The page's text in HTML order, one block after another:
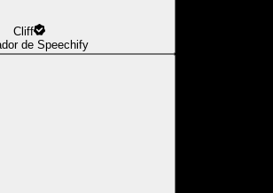
Cliff
de Speechify